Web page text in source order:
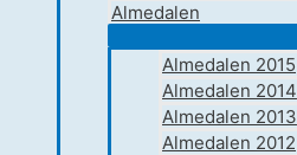
Almedalen
Almedalen 2015
Almedalen 2014
Almedalen 2013
Almedalen 2012